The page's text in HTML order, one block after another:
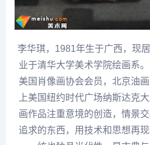
李华琪，1981年生于广西，现
业于清华大学美术学院绘画系
美国肖像画协会会员，北京油
上美国纽约时代广场纳斯达克大
画作品注重意境的创造，情景
追求的东西，用技术和思想再